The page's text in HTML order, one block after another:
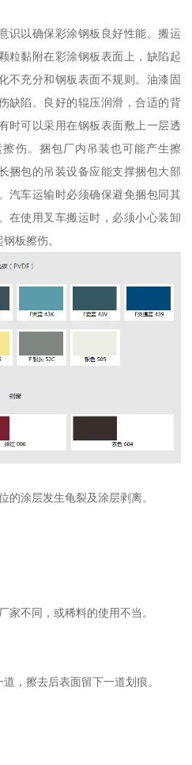
识以确保彩涂钢板良好性能。搬运
粒黏附在彩涂钢板表面上，缺陷起
不充分和钢板表面不规则。油漆固
缺陷。良好的辊压润滑，合适的背
时可以采用在钢板表面敷上一层透
伤。捆包厂内吊装也可能产生擦
捆包的吊装设备应能支撑捆包大部
汽车运输时必须确保避免捆包同其
在使用叉车搬运时，必须小心装卸
板擦伤。
的涂层发生龟裂及涂层剥离。
家不同，或稀料的使用不当。
，擦去后表面留下一道划痕。